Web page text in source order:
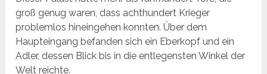
groß genug waren, dass achthundert Krieger
problemlos hineingehen konnten. Über dem
Haupteingang befanden sich ein Eberkopf und ein
Adler, dessen Blick bis in die entlegensten Winkel der
Welt reichte.